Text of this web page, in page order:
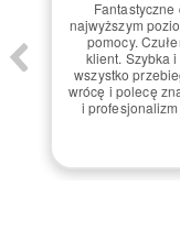
Fantastyczne
najwyższym
pomocy.
klient. Szybka
wszystko
wrócę i polecę
i